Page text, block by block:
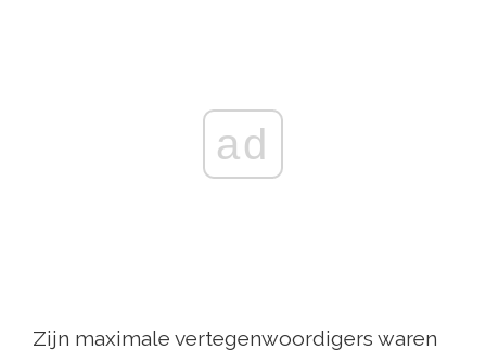
ad
Zijn maximale vertegenwoordigers waren